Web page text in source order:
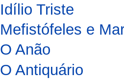
Idílio Triste
Mefistófeles e
O Anão
O Antiquário